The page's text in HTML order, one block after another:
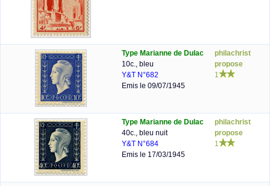
Type Marianne de Dulac
10c., bleu
Y&T N°682
Emis le 09/07/1945
philachrist
propose
1
Type Marianne de Dulac
40c., bleu nuit
Y&T N°684
Emis le 17/03/1945
philachrist
propose
1